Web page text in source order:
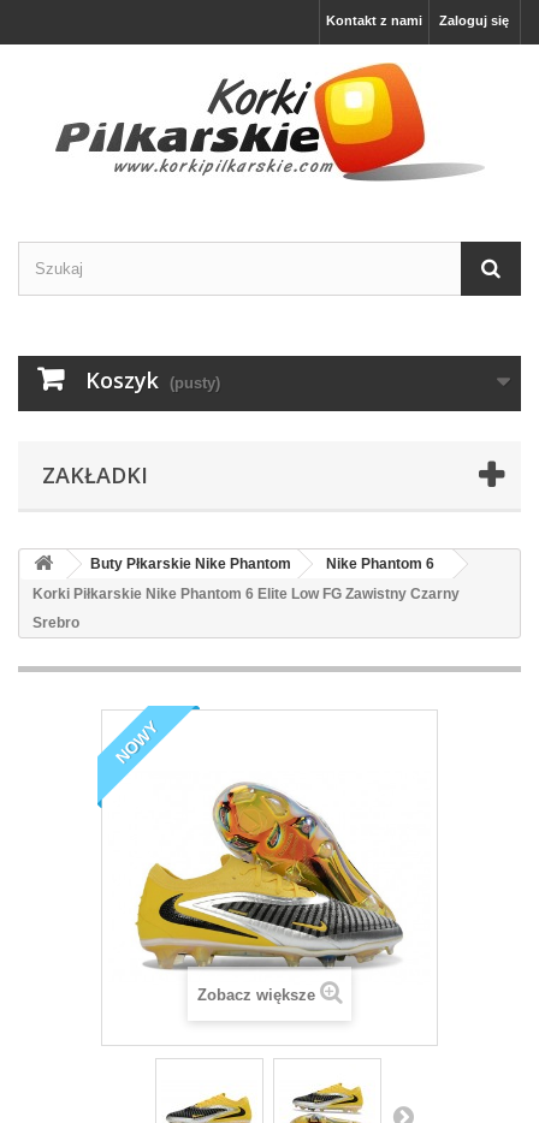
Zaloguj się
Kontakt z nami
Koszyk (pusty)
ZAKŁADKI
Buty Płkarskie Nike Phantom
Nike Phantom 6
Korki Piłkarskie Nike Phantom 6 Elite Low FG Zawistny Czarny
Srebro
NOWY
Zobacz większe